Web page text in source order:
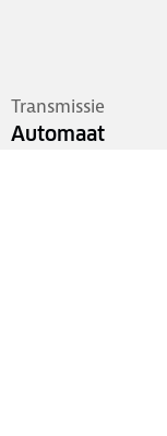
Transmissie
Automaat